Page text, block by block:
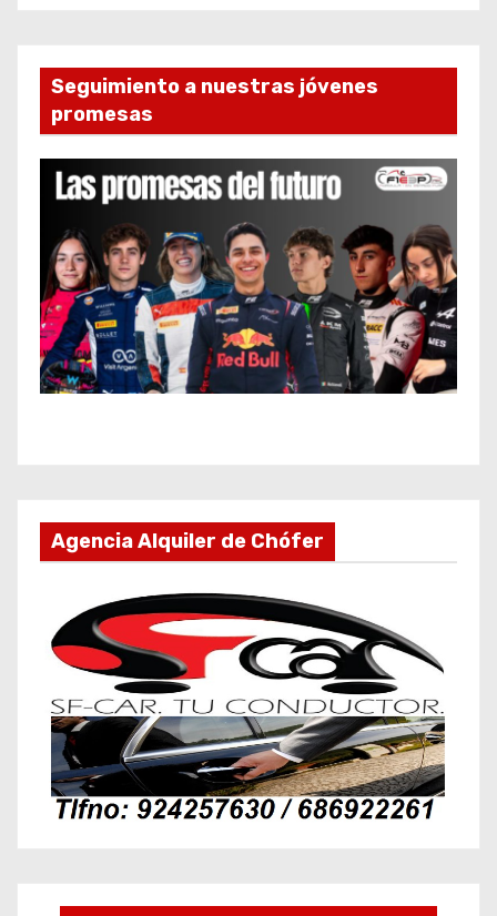
Seguimiento a nuestras jóvenes
promesas
Agencia Alquiler de Chófer